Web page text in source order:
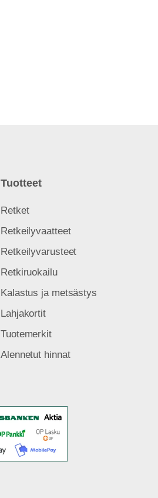
Tuotteet
Retket
Retkeilyvaatteet
Retkeilyvarusteet
Retkiruokailu
Kalastus ja metsästys
Lahjakortit
Tuotemerkit
Alennetut hinnat